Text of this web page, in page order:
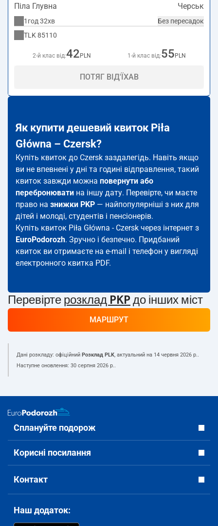
Піла Глувна Черськ
Без пересадок
1год 32хв
TLK 85110
2-й клас від:42 PLN 1-й клас від:55 PLN
ПОТЯГ ВІД'ЇХАВ
Як купити дешевий квиток Piła
Główna – Czersk?
Купіть квиток до Czersk заздалегідь. Навіть якщо
ви не впевнені у дні та годині відправлення, такий
квиток завжди можна повернути або
перебронювати на іншу дату. Перевірте, чи маєте
право на знижки PKP — найпопулярніші з них для
дітей і молоді, студентів і пенсіонерів.
Купіть квиток Piła Główna - Czersk через інтернет з
EuroPodorozh. Зручно і безпечно. Придбаний
квиток ви отримаєте на e-mail і телефон у вигляді
електронного квитка PDF.
Перевірте розклад PKP до інших міст
МАРШРУТ
Дані розкладу: офіційний Розклад PLK, актуальний на 14 червня 2026 р..
Наступне оновлення: 30 серпня 2026 р..
Сплануйте подорож
Корисні посилання
Контакт
Наш додаток: